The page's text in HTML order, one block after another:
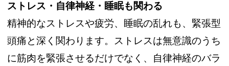
ストレス・自律神経・睡眠も関わる
精神的なストレスや疲労、睡眠の乱れも、緊張型
頭痛と深く関わります。ストレスは無意識のうち
に筋肉を緊張させるだけでなく、自律神経のバラ